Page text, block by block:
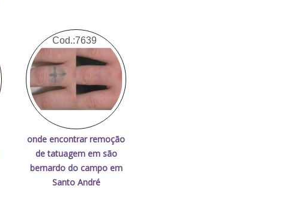
Cod.:7639
onde encontrar remoção
de tatuagem em são
bernardo do campo em
Santo André